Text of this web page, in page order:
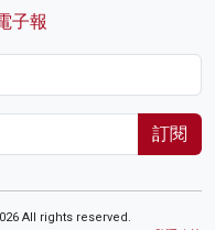
子報
訂閱
All rights reserved.